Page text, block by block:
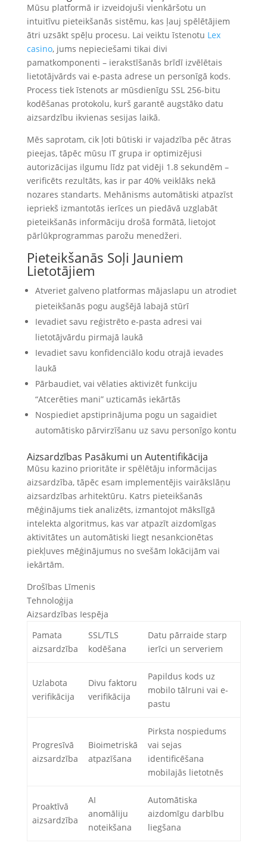
Mūsu platformā ir izveidojuši vienkāršotu un
intuitīvu pieteikšanās sistēmu, kas ļauj spēlētājiem
ātri uzsākt spēļu procesu. Lai veiktu īstenotu Lex
casino, jums nepieciešami tikai divi
pamatkomponenti – ierakstīšanās brīdī izvēlētais
lietotājvārds vai e-pasta adrese un personīgā kods.
Process tiek īstenots ar mūsdienīgu SSL 256-bitu
kodēšanas protokolu, kurš garantē augstāko datu
aizsardzību ikvienas sesijas laikā.
Mēs saprotam, cik ļoti būtiski ir vajadzība pēc ātras
pieejas, tāpēc mūsu IT grupa ir optimizējusi
autorizācijas ilgumu līdz pat vidēji 1.8 sekundēm –
verificēts rezultāts, kas ir par 40% veiklāks nekā
nozares standarts. Mehānisms automātiski atpazīst
iepriekš izmantotās ierīces un piedāvā uzglabāt
pieteikšanās informāciju drošā formātā, lietojot
pārlūkprogrammas parožu menedžeri.
Pieteikšanās Soļi Jauniem
Lietotājiem
Atveriet galveno platformas mājaslapu un atrodiet
pieteikšanās pogu augšējā labajā stūrī
Ievadiet savu reģistrēto e-pasta adresi vai
lietotājvārdu pirmajā laukā
Ievadiet savu konfidenciālo kodu otrajā ievades
laukā
Pārbaudiet, vai vēlaties aktivizēt funkciju
“Atcerēties mani” uzticamās iekārtās
Nospiediet apstiprinājuma pogu un sagaidiet
automātisko pārvirzīšanu uz savu personīgo kontu
Aizsardzības Pasākumi un Autentifikācija
Mūsu kazino prioritāte ir spēlētāju informācijas
aizsardzība, tāpēc esam implementējis vairākslāņu
aizsardzības arhitektūru. Katrs pieteikšanās
mēģinājums tiek analizēts, izmantojot mākslīgā
intelekta algoritmus, kas var atpazīt aizdomīgas
aktivitātes un automātiski liegt nesankcionētas
piekļuves mēģinājumus no svešām lokācijām vai
iekārtām.
Drošības Līmenis
Tehnoloģija
Aizsardzības Iespēja
Pamata
aizsardzība
SSL/TLS
kodēšana
Datu pārraide starp
ierīci un serveriem
Uzlabota
verifikācija
Divu faktoru
verifikācija
Papildus kods uz
mobilo tālruni vai e-
pastu
Progresīvā
aizsardzība
Bioimetriskā
atpazīšana
Pirksta nospiedums
vai sejas
identificēšana
mobilajās lietotnēs
Proaktīvā
aizsardzība
AI
anomāliju
noteikšana
Automātiska
aizdomīgu darbību
liegšana